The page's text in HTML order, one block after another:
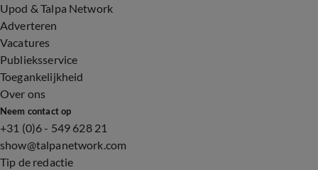
Upod & Talpa Network
Adverteren
Vacatures
Publieksservice
Toegankelijkheid
Over ons
Neem contact op
+31 (0)6 - 549 628 21
show@talpanetwork.com
Tip de redactie